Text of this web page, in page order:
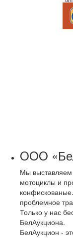
OOO
Мы
мотоциклы и
проблемное
Только у нас
БелАукциона.
БелАукцион -